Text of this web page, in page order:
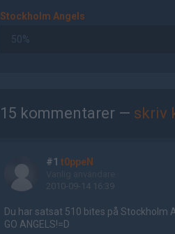
Stockholm Angels
50%
15 kommentarer — skriv
#1 t0ppeN
2010-09-14 16:39
Du har satsat 510 bites på Stockholm
GO ANGELS!=D